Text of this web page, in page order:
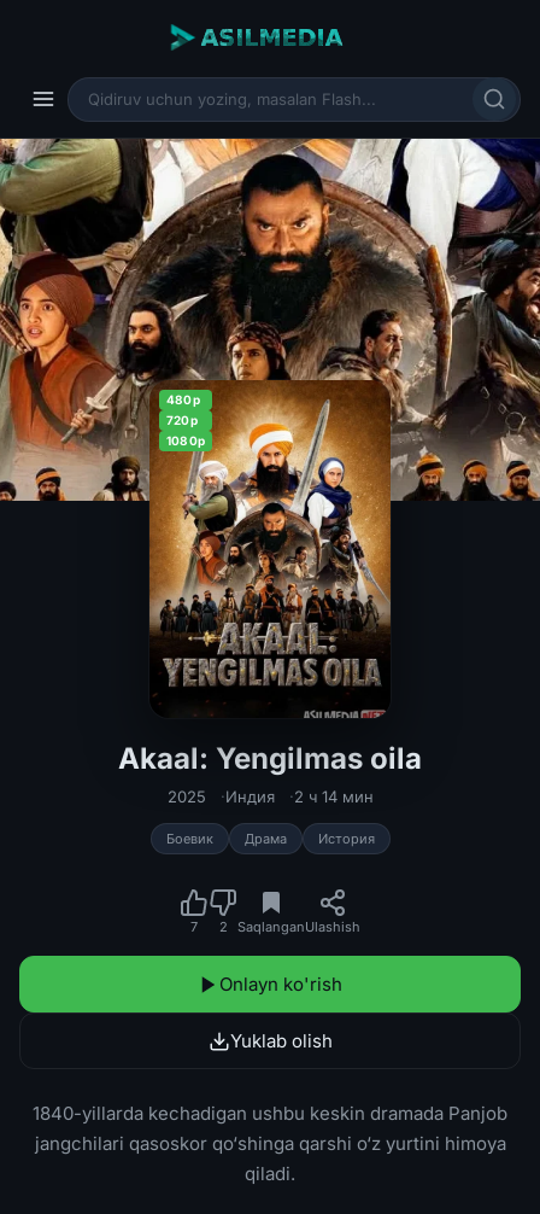
480p
720p
1080p
Akaal: Yengilmas oila
Akaal: Yengilmas oila 2025 Hind
2025 Индия 2 ч 14 мин
Боевик Драма История
7 2 SaqlanganUlashish
Onlayn ko'rish
Yuklab olish
1840-yillarda kechadigan ushbu keskin dramada Panjob
jangchilari qasoskor qo‘shinga qarshi o‘z yurtini himoya
qiladi.